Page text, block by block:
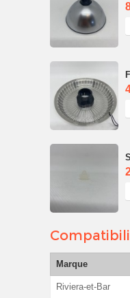
Marque
Riviera-et-Bar